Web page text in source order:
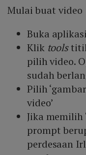
Mulai buat video
Buka
Klik tools
pilih video.
sudah
Pilih
video’
Jika memilih
prompt
perdesaan